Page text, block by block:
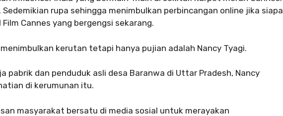
rupa sehingga menimbulkan perbincangan online jika siapa
Cannes yang bergengsi sekarang.
kerutan tetapi hanya pujian adalah Nancy Tyagi.
pabrik dan penduduk asli desa Baranwa di Uttar Pradesh, Nancy
di kerumunan itu.
masyarakat bersatu di media sosial untuk merayakan